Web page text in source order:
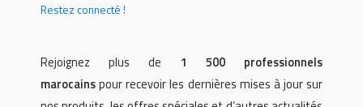
Restez connecté !
Rejoignez plus de 1 500 professionnels
marocainspour recevoir les dernières mises à jour sur